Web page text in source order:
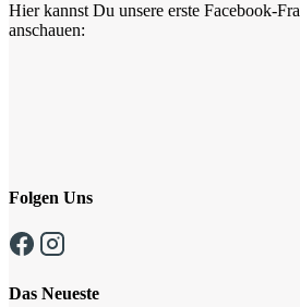
Hier kannst Du unsere erste Facebook-
anschauen:
Folgen Uns
Das Neueste